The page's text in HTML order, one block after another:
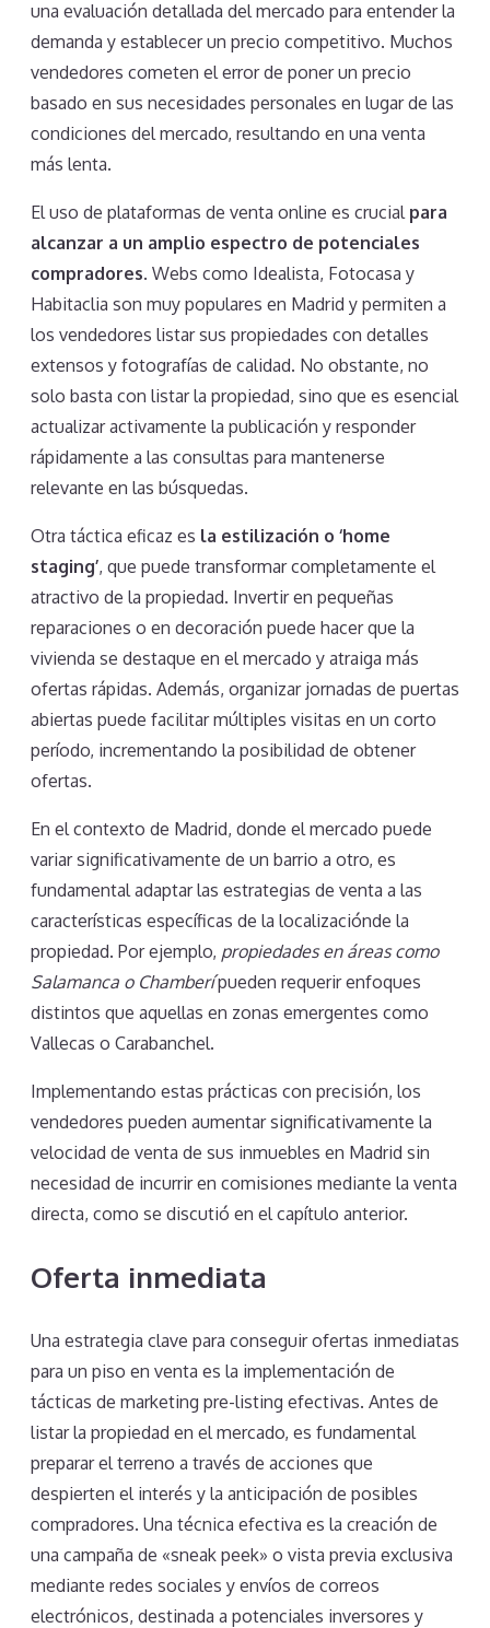
una evaluación detallada del mercado para entender la
demanda y establecer un precio competitivo. Muchos
vendedores cometen el error de poner un precio
basado en sus necesidades personales en lugar de las
condiciones del mercado, resultando en una venta
más lenta.
El uso de plataformas de venta online es crucial para
alcanzar a un amplio espectro de potenciales
compradores. Webs como Idealista, Fotocasa y
Habitaclia son muy populares en Madrid y permiten a
los vendedores listar sus propiedades con detalles
extensos y fotografías de calidad. No obstante, no
solo basta con listar la propiedad, sino que es esencial
actualizar activamente la publicación y responder
rápidamente a las consultas para mantenerse
relevante en las búsquedas.
Otra táctica eficaz es la estilización o ‘home
staging’, que puede transformar completamente el
atractivo de la propiedad. Invertir en pequeñas
reparaciones o en decoración puede hacer que la
vivienda se destaque en el mercado y atraiga más
ofertas rápidas. Además, organizar jornadas de puertas
abiertas puede facilitar múltiples visitas en un corto
período, incrementando la posibilidad de obtener
ofertas.
En el contexto de Madrid, donde el mercado puede
variar significativamente de un barrio a otro, es
fundamental adaptar las estrategias de venta a las
características específicas de la localizaciónde la
propiedad. Por ejemplo, propiedades en áreas como
Salamanca o Chamberípueden requerir enfoques
distintos que aquellas en zonas emergentes como
Vallecas o Carabanchel.
Implementando estas prácticas con precisión, los
vendedores pueden aumentar significativamente la
velocidad de venta de sus inmuebles en Madrid sin
necesidad de incurrir en comisiones mediante la venta
directa, como se discutió en el capítulo anterior.
Oferta inmediata
Una estrategia clave para conseguir ofertas inmediatas
para un piso en venta es la implementación de
tácticas de marketing pre-listing efectivas. Antes de
listar la propiedad en el mercado, es fundamental
preparar el terreno a través de acciones que
despierten el interés y la anticipación de posibles
compradores. Una técnica efectiva es la creación de
una campaña de «sneak peek» o vista previa exclusiva
mediante redes sociales y envíos de correos
electrónicos, destinada a potenciales inversores y